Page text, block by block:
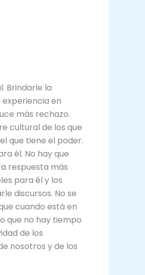
Brindarle la
en
más rechazo.
cultural de los que
que tiene el poder.
él. No hay que
respuesta más
para él y los
discursos. No se
cuando está en
que no hay tiempo
de los
nosotros y de los